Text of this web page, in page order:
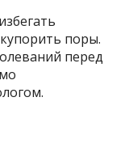
поры.
перед